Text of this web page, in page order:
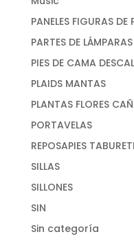
PANELES FIGURAS DE
PARTES DE LÁMPARAS
PIES DE CAMA
PLAIDS MANTAS
PLANTAS FLORES
PORTAVELAS
REPOSAPIES
SILLAS
SILLONES
SIN
Sin categoría